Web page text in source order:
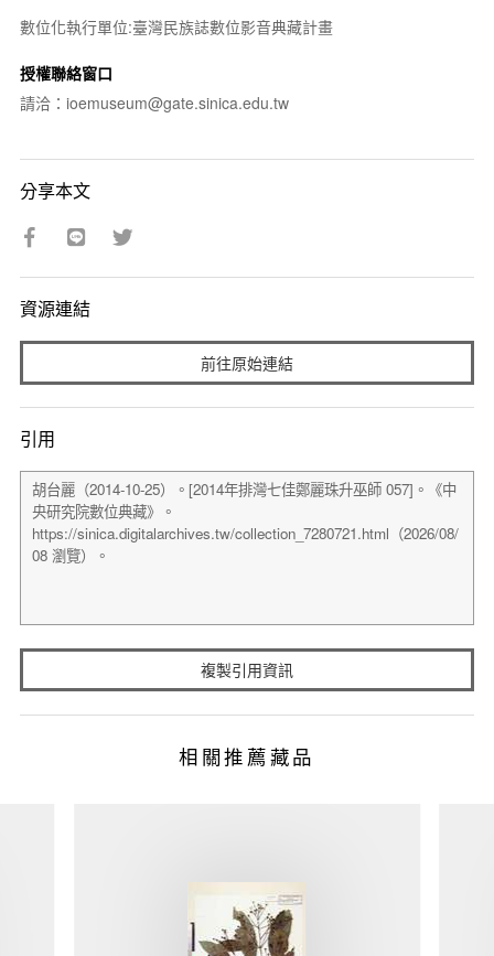
數位化執行單位:臺灣民族誌數位影音典藏計畫
授權聯絡窗口
請洽：ioemuseum@gate.sinica.edu.tw
分享本文
資源連結
前往原始連結
引用
複製引用資訊
相關推薦藏品